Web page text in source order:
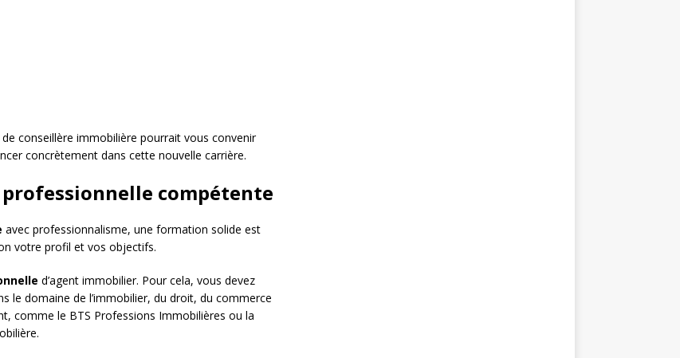
conseillère immobilière pourrait vous convenir
concrètement dans cette nouvelle carrière.
compétente
avec professionnalisme, une formation solide est
votre profil et vos objectifs.
d’agent immobilier. Pour cela, vous devez
le domaine de l’immobilier, du droit, du commerce
comme le BTS Professions Immobilières ou la